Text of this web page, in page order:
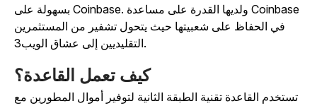
بسهولة على Coinbase. ولديها القدرة على مساعدة Coinbase
في الحفاظ على شعبيتها حيث يتحول تشفير من المستثمرين
كيف تعمل القاعدة؟
تستخدم القاعدة تقنية الطبقة الثانية لتوفير أموال المطورين مع